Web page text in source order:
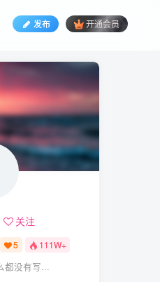
发布 开通会员
暴力变现玩法，感
画赛道，手机电脑
前 ￥ 5.9 58
期）2026闲鱼
求卖法，长期稳定
期）AI短剧创
教
制作恶毒女配短
前
关注
5 111W+
都没有写...